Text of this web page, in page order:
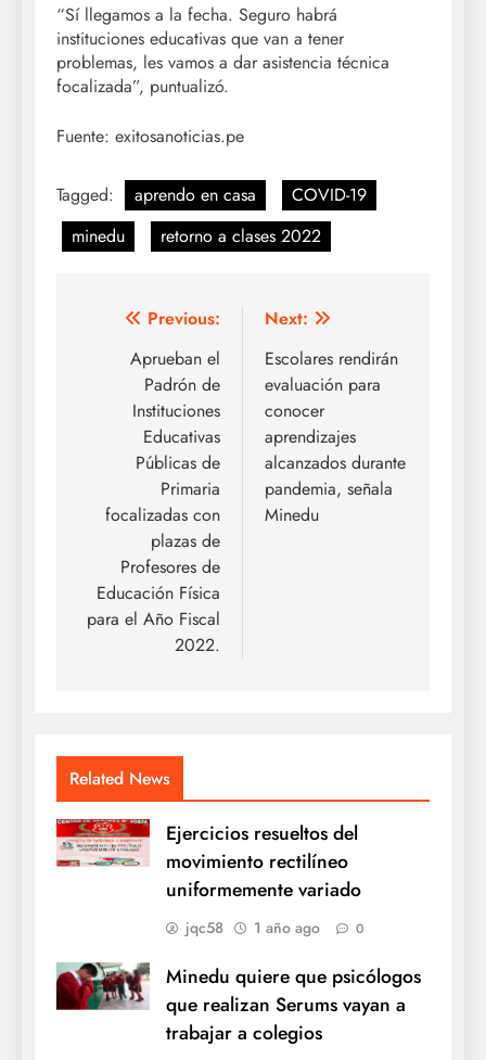
“Sí llegamos a la fecha. Seguro habrá
instituciones educativas que van a tener
problemas, les vamos a dar asistencia técnica
focalizada”, puntualizó.
Fuente: exitosanoticias.pe
Tagged: aprendo en casa
COVID-19
minedu
retorno a clases 2022
Navegación
entradas
Previous:
Aprueban el
Padrón de
Instituciones
Educativas
Públicas de
Primaria
focalizadas con
plazas de
Profesores de
Educación Física
para el Año Fiscal
2022.
Next:
Escolares rendirán
evaluación para
conocer
aprendizajes
alcanzados durante
pandemia, señala
Minedu
Related News
Ejercicios resueltos del
movimiento rectilíneo
uniformemente variado
jqc58 1 año ago 0
Minedu quiere que psicólogos
que realizan Serums vayan a
trabajar a colegios